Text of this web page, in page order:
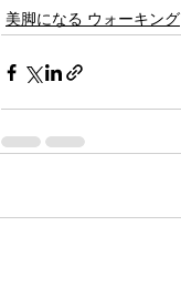
美脚になる ウォーキング